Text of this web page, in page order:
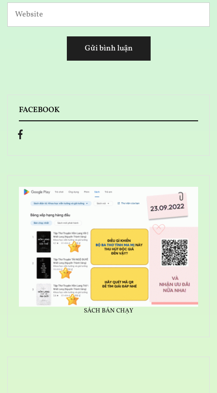
FACEBOOK
SÁCH BÁN CHẠY